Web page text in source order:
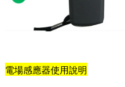
電場感應器使用說明